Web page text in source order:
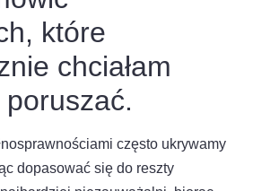
które
chciałam
często ukrywamy
dopasować się do reszty